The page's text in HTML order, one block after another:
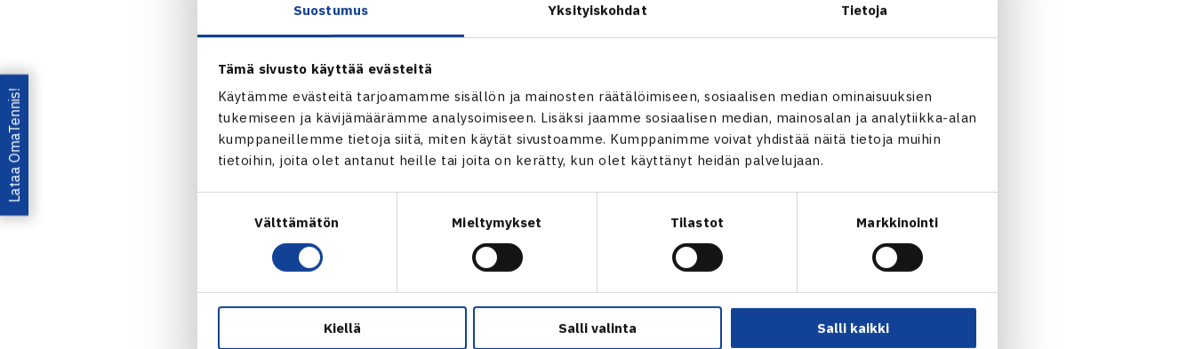
Suostumus Yksityiskohdat Tietoja
Tämä sivusto käyttää evästeitä
Käytämme evästeitä tarjoamamme sisällön ja mainosten räätälöimiseen, sosiaalisen median ominaisuuksien
tukemiseen ja kävijämäärämme analysoimiseen. Lisäksi jaamme sosiaalisen median, mainosalan ja analytiikka-alan
kumppaneillemme tietoja siitä, miten käytät sivustoamme. Kumppanimme voivat yhdistää näitä tietoja muihin
tietoihin, joita olet antanut heille tai joita on kerätty, kun olet käyttänyt heidän palvelujaan.
Välttämätön Mieltymykset Tilastot Markkinointi
Kiellä Salli valinta Salli kaikki
Lataa OmaTennis!